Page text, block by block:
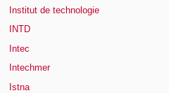
Institut de technologie
INTD
Intec
Intechmer
Istna